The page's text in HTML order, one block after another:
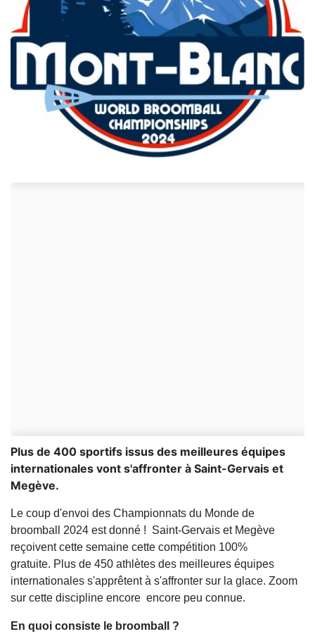
Plus de 400 sportifs issus des meilleures équipes
internationales vont s'affronter à Saint-Gervais et
Megève.
Le coup d'envoi des Championnats du Monde de
broomball 2024 est donné ! Saint-Gervais et Megève
reçoivent cette semaine cette compétition 100%
gratuite. Plus de 450 athlètes des meilleures équipes
internationales s'apprêtent à s'affronter sur la glace. Zoom
sur cette discipline encore encore peu connue.
En quoi consiste le broomball ?